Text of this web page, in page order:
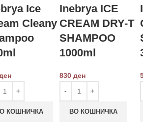
Ice
Cleany
КОШНИЧКА
Inebrya ICE
CREAM DRY-T
SHAMPOO
1000ml
830 ден
ВО КОШНИЧКА